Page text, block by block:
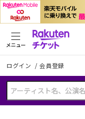
ログイン /会員登録
メニュー